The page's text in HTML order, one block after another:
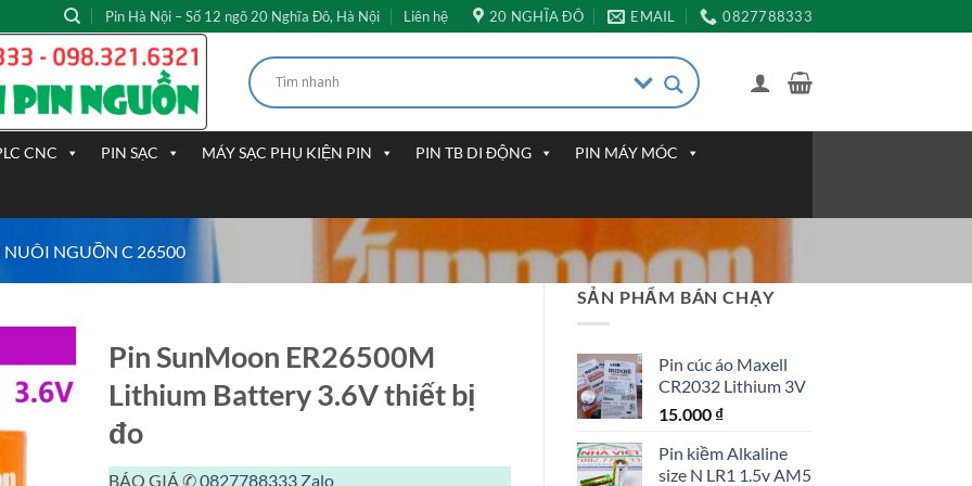
Pin Hà Nội – Số 12 ngõ 20 Nghĩa Đô, Hà Nội Liên hệ 20 NGHĨA ĐÔ EMAIL 0827788333
CNC PIN SẠC MÁY SẠC PHỤ KIỆN PIN PIN TB DI ĐỘNG PIN MÁY MÓC
NUÔI NGUỒN C 26500
SẢN PHẨM BÁN CHẠY
Pin cúc áo Maxell
CR2032 Lithium 3V
15.000 ₫
Pin kiềm Alkaline
size N LR1 1.5v AM5
Pin SunMoon ER26500M
Lithium Battery 3.6V thiết bị
đo
BÁO GIÁ ✆0827788333 Zalo